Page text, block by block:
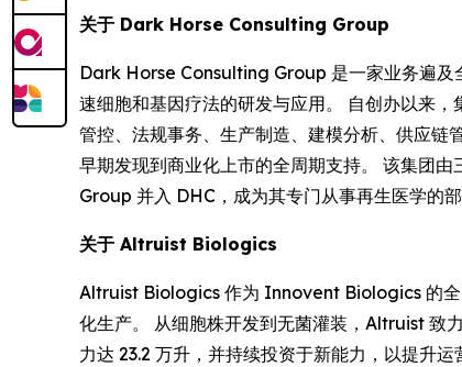
关于 Dark Horse Consulting Group
Dark Horse Consulting Group 是一家业务遍及
速细胞和基因疗法的研发与应用。 自创办以来
管控、法规事务、生产制造、建模分析、供应链
早期发现到商业化上市的全周期支持。 该集团
Group 并入 DHC，成为其专门从事再生医学的
关于 Altruist Biologics
Altruist Biologics 作为 Innovent Biologics 的全
化生产。 从细胞株开发到无菌灌装，Altruist 致
力达 23.2 万升，并持续投资于新能力，以提升